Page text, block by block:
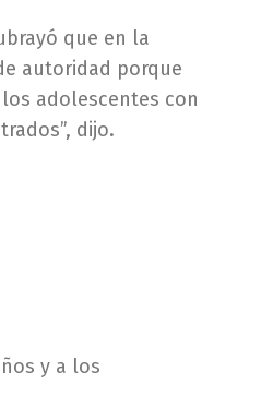
que en la
autoridad porque
adolescentes con
dijo.
y a los